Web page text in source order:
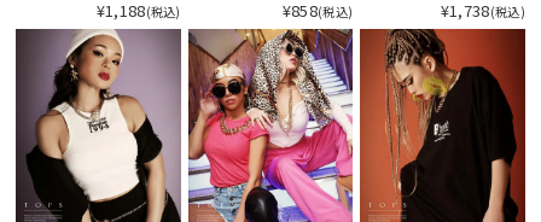
¥1,188(税込) ¥858(税込) ¥1,738(税込)